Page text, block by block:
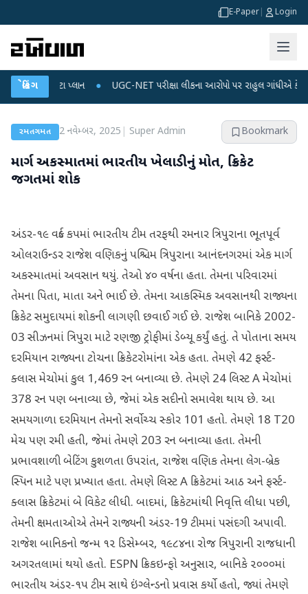
E-Paper Login
બ્રેકિંગ
ડેટા પ્લાન ● UGC-NET પરીક્ષા લીકના આરોપો પર રાહુલ ગાંધીએ કેન્દ્ર પર પ્રહાર
રમતગમત 2 નવેમ્બર, 2025 Super Admin Bookmark
માર્ગ અકસ્માતમાં ભારતીય ખેલાડીનું મોત, ક્રિકેટ
જગતમાં શોક
અંડર-૧૯ વર્લ્ડ કપમાં ભારતીય ટીમ તરફથી રમનાર ત્રિપુરાના ભૂતપૂર્વ
ઓલરાઉન્ડર રાજેશ વણિકનું પશ્ચિમ ત્રિપુરાના આનંદનગરમાં એક માર્ગ
અકસ્માતમાં અવસાન થયું. તેઓ ૪૦ વર્ષના હતા. તેમના પરિવારમાં
તેમના પિતા, માતા અને ભાઈ છે. તેમના આકસ્મિક અવસાનથી રાજ્યના
ક્રિકેટ સમુદાયમાં શોકની લાગણી છવાઈ ગઈ છે. રાજેશ બાનિકે 2002-
03 સીઝનમાં ત્રિપુરા માટે રણજી ટ્રોફીમાં ડેબ્યૂ કર્યું હતું. તે પોતાના સમય
દરમિયાન રાજ્યના ટોચના ક્રિકેટરોમાંના એક હતા. તેમણે 42 ફર્સ્ટ-
ક્લાસ મેચોમાં કુલ 1,469 રન બનાવ્યા છે. તેમણે 24 લિસ્ટ A મેચોમાં
378 રન પણ બનાવ્યા છે, જેમાં એક સદીનો સમાવેશ થાય છે. આ
સમયગાળા દરમિયાન તેમનો સર્વોચ્ચ સ્કોર 101 હતો. તેમણે 18 T20
મેચ પણ રમી હતી, જેમાં તેમણે 203 રન બનાવ્યા હતા. તેમની
પ્રભાવશાળી બેટિંગ કુશળતા ઉપરાંત, રાજેશ વણિક તેમના લેગ-બ્રેક
સ્પિન માટે પણ પ્રખ્યાત હતા. તેમણે લિસ્ટ A ક્રિકેટમાં આઠ અને ફર્સ્ટ-
ક્લાસ ક્રિકેટમાં બે વિકેટ લીધી. બાદમાં, ક્રિકેટમાંથી નિવૃત્તિ લીધા પછી,
તેમની ક્ષમતાઓએ તેમને રાજ્યની અંડર-19 ટીમમાં પસંદગી અપાવી.
રાજેશ બાનિકનો જન્મ ૧૨ ડિસેમ્બર, ૧૯૮૪ના રોજ ત્રિપુરાની રાજધાની
અગરતલામાં થયો હતો. ESPN ક્રિકઇન્ફો અનુસાર, બાનિકે ૨૦૦૦માં
ભારતીય અંડર-૧૫ ટીમ સાથે ઇંગ્લેન્ડનો પ્રવાસ કર્યો હતો, જ્યાં તેમણે